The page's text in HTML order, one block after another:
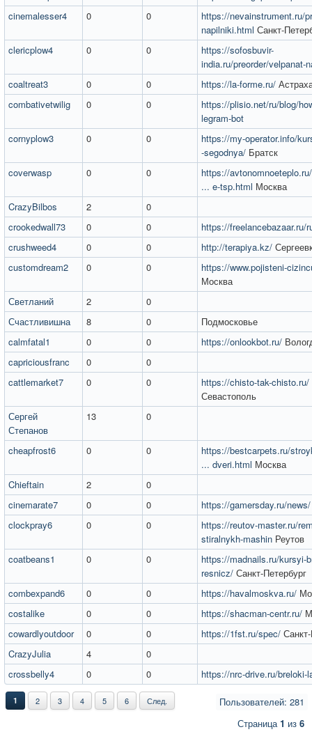
cinemalesser4
0 0
https://nevainstrument.ru/
napilniki.html Санкт-
clericplow4
0 0
https://sofosbuvir-
india.ru/preorder/velpanat-
coaltreat3
0 0 https://la-forme.ru/
combativetwilig
0 0
https://plisio.net/ru/blog/
legram-bot
cornyplow3
0 0
https://my-operator.info/
-segodnya/ Братск
coverwasp
0 0
https://
... e-tsp.html Москва
CrazyBilbos
2
0
crookedwall73
0 0
https://freelancebazaar.ru/
crushweed4
0 0 http://terapiya.kz/
customdream2
0 0
https://www.pojisteni-
Москва
Светланий
2
0
Счастливишна
8 0
Подмосковье
calmfatal1
0 0 https://onlookbot.ru/
capriciousfranc
0
0
cattlemarket7
0 0
https://chisto-tak-chisto.ru/
Севастополь
Сергей
Степанов
13 0
cheapfrost6 0 0
https://bestcarpets.ru/
... dveri.html Москва
Chieftain
2
0
cinemarate7
0 0 https://gamersday.ru/news/
clockpray6
0 0
https://reutov-master.ru/
stiralnykh-mashin Реутов
coatbeans1
0 0
https://madnails.ru/kursyi-
resnicz/ Санкт-Петербург
combexpand6
0 0 https://havalmoskva.ru/
costalike
0 0 https://shacman-centr.ru/
cowardlyoutdoor
0 0 https://1fst.ru/spec/
CrazyJulia
4
0
crossbelly4
0 0 https://nrc-drive.ru/breloki-
Пользователей: 281
1 2 3 4 5 6 След.
Страница1 из 6